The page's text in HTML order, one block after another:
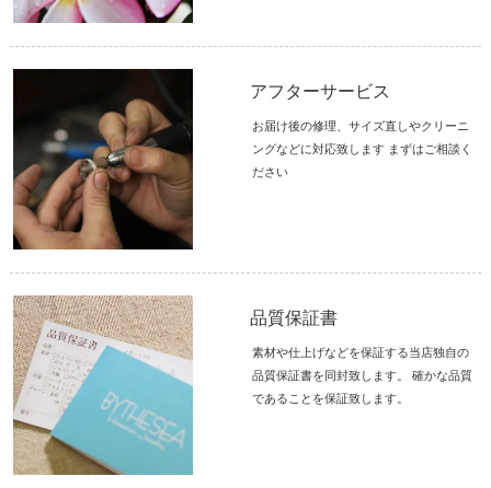
アフターサービス
お届け後の修理、サイズ直しやクリーニ
ングなどに対応致します まずはご相談く
ださい
品質保証書
素材や仕上げなどを保証する当店独自の
品質保証書を同封致します。 確かな品質
であることを保証致します。